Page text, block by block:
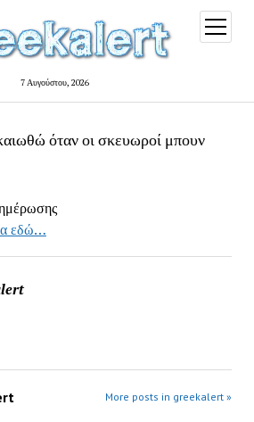
7 Αυγούστου, 2026
open
menu
όταν οι σκευωροί μπουν
εδώ…
More posts in greekalert »